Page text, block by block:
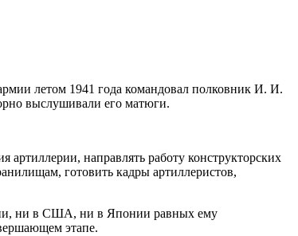
летом 1941 года командовал полковник И. И.
выслушивали его матюги.
направлять работу конструкторских
готовить кадры артиллеристов,
ни в США, ни в Японии равных ему
этапе.